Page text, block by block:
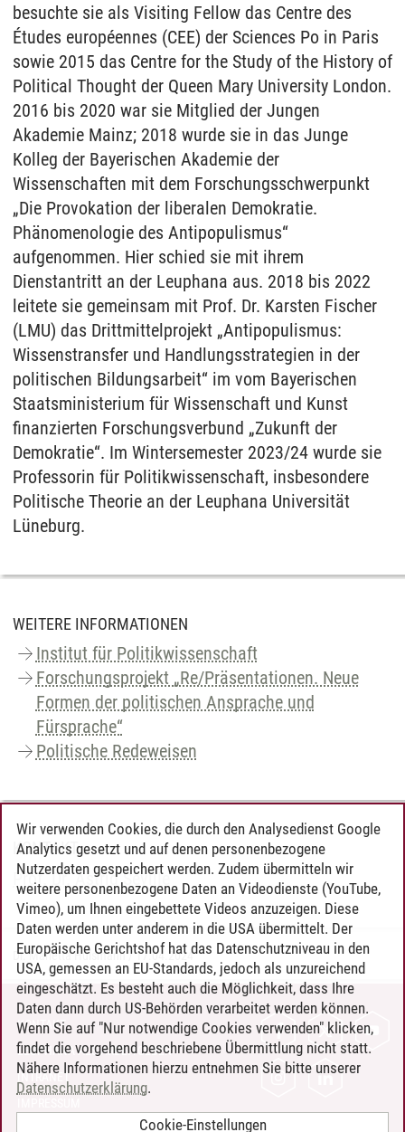
besuchte sie als Visiting Fellow das Centre des
Études européennes (CEE) der Sciences Po in Paris
sowie 2015 das Centre for the Study of the History of
Political Thought der Queen Mary University London.
2016 bis 2020 war sie Mitglied der Jungen
Akademie Mainz; 2018 wurde sie in das Junge
Kolleg der Bayerischen Akademie der
Wissenschaften mit dem Forschungsschwerpunkt
„Die Provokation der liberalen Demokratie.
Phänomenologie des Antipopulismus“
aufgenommen. Hier schied sie mit ihrem
Dienstantritt an der Leuphana aus. 2018 bis 2022
leitete sie gemeinsam mit Prof. Dr. Karsten Fischer
(LMU) das Drittmittelprojekt „Antipopulismus:
Wissenstransfer und Handlungsstrategien in der
politischen Bildungsarbeit“ im vom Bayerischen
Staatsministerium für Wissenschaft und Kunst
finanzierten Forschungsverbund „Zukunft der
Demokratie“. Im Wintersemester 2023/24 wurde sie
Professorin für Politikwissenschaft, insbesondere
Politische Theorie an der Leuphana Universität
Lüneburg.
WEITERE INFORMATIONEN
Institut für Politikwissenschaft
Forschungsprojekt „Re/Präsentationen. Neue
Formen der politischen Ansprache und
Fürsprache“
Politische Redeweisen
KONTAKT
Prof. Dr. Astrid Séville
Dr. Marietta Hülsmann/17.04.2024
KONTAKT
LEUPHANA ALS ARBEITGEBER
INTRANET
Wir verwenden Cookies, die durch den Analysedienst Google
Analytics gesetzt und auf denen personenbezogene
Nutzerdaten gespeichert werden. Zudem übermitteln wir
weitere personenbezogene Daten an Videodienste (YouTube,
Vimeo), um Ihnen eingebettete Videos anzuzeigen. Diese
Daten werden unter anderem in die USA übermittelt. Der
Europäische Gerichtshof hat das Datenschutzniveau in den
USA, gemessen an EU-Standards, jedoch als unzureichend
eingeschätzt. Es besteht auch die Möglichkeit, dass Ihre
Daten dann durch US-Behörden verarbeitet werden können.
Wenn Sie auf "Nur notwendige Cookies verwenden" klicken,
findet die vorgehend beschriebene Übermittlung nicht statt.
Nähere Informationen hierzu entnehmen Sie bitte unserer
Datenschutzerklärung.
Cookie-Einstellungen